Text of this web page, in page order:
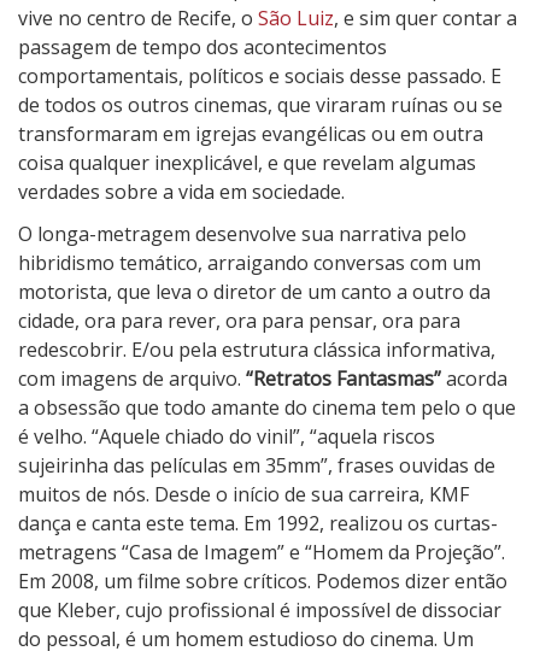
vive no centro de Recife, o São Luiz, e sim quer contar a
passagem de tempo dos acontecimentos
comportamentais, políticos e sociais desse passado. E
de todos os outros cinemas, que viraram ruínas ou se
transformaram em igrejas evangélicas ou em outra
coisa qualquer inexplicável, e que revelam algumas
verdades sobre a vida em sociedade.
O longa-metragem desenvolve sua narrativa pelo
hibridismo temático, arraigando conversas com um
motorista, que leva o diretor de um canto a outro da
cidade, ora para rever, ora para pensar, ora para
redescobrir. E/ou pela estrutura clássica informativa,
com imagens de arquivo. “Retratos Fantasmas”acorda
a obsessão que todo amante do cinema tem pelo o que
é velho. “Aquele chiado do vinil”, “aquela riscos
sujeirinha das películas em 35mm”, frases ouvidas de
muitos de nós. Desde o início de sua carreira, KMF
dança e canta este tema. Em 1992, realizou os curtas-
metragens “Casa de Imagem” e “Homem da Projeção”.
Em 2008, um filme sobre críticos. Podemos dizer então
que Kleber, cujo profissional é impossível de dissociar
do pessoal, é um homem estudioso do cinema. Um